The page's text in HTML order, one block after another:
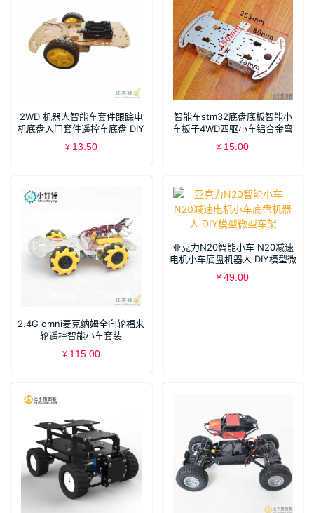
2WD 机器人智能车套件跟踪电
机底盘入门套件遥控车底盘 DIY
三轮车
¥ 13.50
智能车stm32底盘底板智能小
车板子4WD四驱小车铝合金弯
折底盘SNC381
¥ 15.00
2.4G omni麦克纳姆全向轮福来
轮遥控智能小车套装
¥ 115.00
亚克力N20智能小车 N20减速
电机小车底盘机器人 DIY模型微
型车架
¥ 49.00